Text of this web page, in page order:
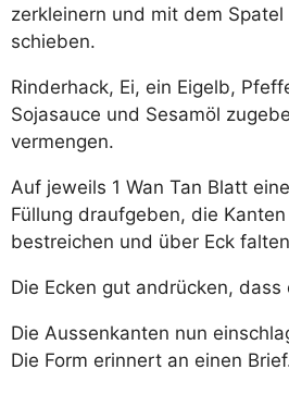
zerkleinern und mit dem Spatel
schieben.
Rinderhack, Ei, ein Eigelb,
Sojasauce und Sesamöl
vermengen.
Auf jeweils 1 Wan Tan Blatt
Füllung draufgeben, die
bestreichen und über Eck
Die Ecken gut andrücken,
Die Aussenkanten nun
Die Form erinnert an einen